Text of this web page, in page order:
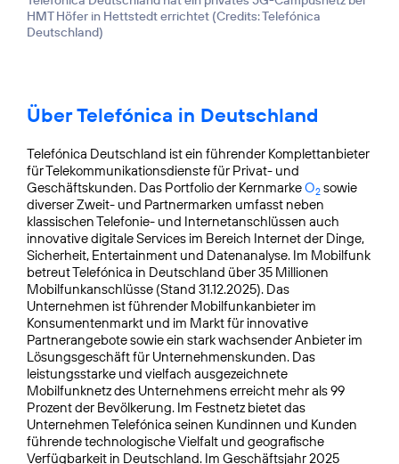
HMT Höfer in Hettstedt errichtet (Credits: Telefónica
Deutschland)
Über Telefónica in Deutschland
Telefónica Deutschland ist ein führender Komplettanbieter
für Telekommunikationsdienste für Privat- und
Geschäftskunden. Das Portfolio der KernmarkeO2 sowie
diverser Zweit- und Partnermarken umfasst neben
klassischen Telefonie- und Internetanschlüssen auch
innovative digitale Services im Bereich Internet der Dinge,
Sicherheit, Entertainment und Datenanalyse. Im Mobilfunk
betreut Telefónica in Deutschland über 35 Millionen
Mobilfunkanschlüsse (Stand 31.12.2025). Das
Unternehmen ist führender Mobilfunkanbieter im
Konsumentenmarkt und im Markt für innovative
Partnerangebote sowie ein stark wachsender Anbieter im
Lösungsgeschäft für Unternehmenskunden. Das
leistungsstarke und vielfach ausgezeichnete
Mobilfunknetz des Unternehmens erreicht mehr als 99
Prozent der Bevölkerung. Im Festnetz bietet das
Unternehmen Telefónica seinen Kundinnen und Kunden
führende technologische Vielfalt und geografische
Verfügbarkeit in Deutschland. Im Geschäftsjahr 2025